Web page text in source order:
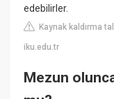
edebilirler.
Kaynak kaldırma
iku.edu.tr
Mezun